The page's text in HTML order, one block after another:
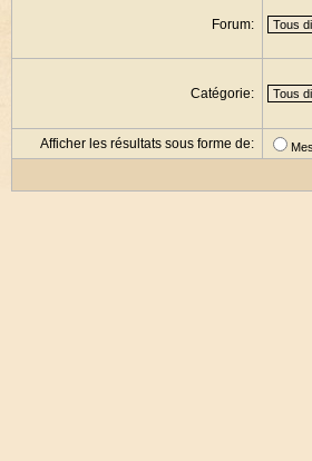
Forum:
Catégorie:
Afficher les résultats sous forme de: